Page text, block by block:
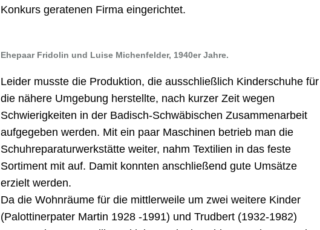
Konkurs geratenen Firma eingerichtet.
Ehepaar Fridolin und Luise Michenfelder, 1940er Jahre.
Leider musste die Produktion, die ausschließlich Kinderschuhe für
die nähere Umgebung herstellte, nach kurzer Zeit wegen
Schwierigkeiten in der Badisch-Schwäbischen Zusammenarbeit
aufgegeben werden. Mit ein paar Maschinen betrieb man die
Schuhreparaturwerkstätte weiter, nahm Textilien in das feste
Sortiment mit auf. Damit konnten anschließend gute Umsätze
erzielt werden.
Da die Wohnräume für die mittlerweile um zwei weitere Kinder
(Palottinerpater Martin 1928 -1991) und Trudbert (1932-1982)